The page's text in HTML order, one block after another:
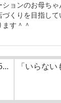
ションのお母ち
づくりを目指し
す＾＾
「いらな